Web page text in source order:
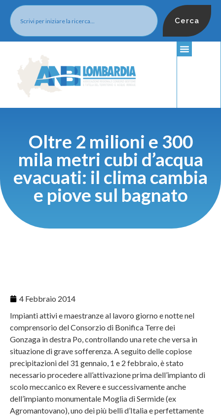
Cerca
Oltre 2 milioni e 300
mila metri cubi d’acqua
evacuati: il clima cambia
e piove sul bagnato
4 Febbraio 2014
Impianti attivi e maestranze al lavoro giorno e notte nel
comprensorio del Consorzio di Bonifica Terre dei
Gonzaga in destra Po, controllando una rete che versa in
situazione di grave sofferenza. A seguito delle copiose
precipitazioni del 31 gennaio, 1 e 2 febbraio, è stato
necessario procedere all’attivazione prima dell’impianto di
scolo meccanico ex Revere e successivamente anche
dell’impianto monumentale Moglia di Sermide (ex
Agromantovano), uno dei più belli d’Italia e perfettamente